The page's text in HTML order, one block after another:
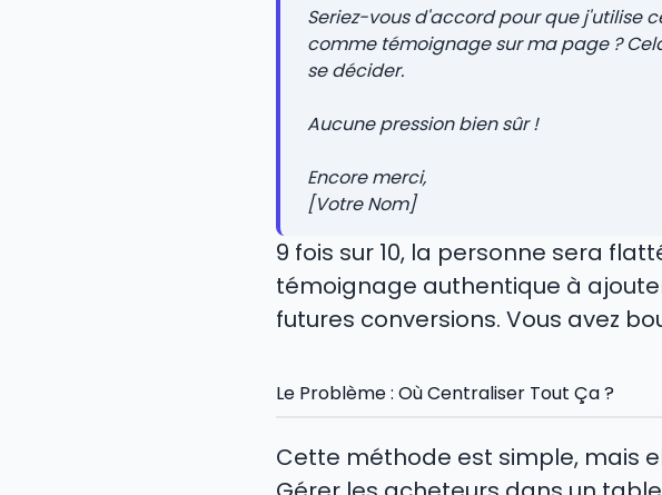
Seriez-vous d'accord pour que j'utilise
comme témoignage sur ma page ?
se décider.
Aucune pression bien sûr !
Encore merci,
[Votre Nom]
9 fois sur 10, la personne sera
témoignage authentique à
futures conversions. Vous avez
Le Problème : Où Centraliser Tout Ça ?
Cette méthode est simple, mais